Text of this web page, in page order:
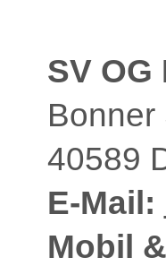
SV
Bonner
40589
E-Mail:
Mobil